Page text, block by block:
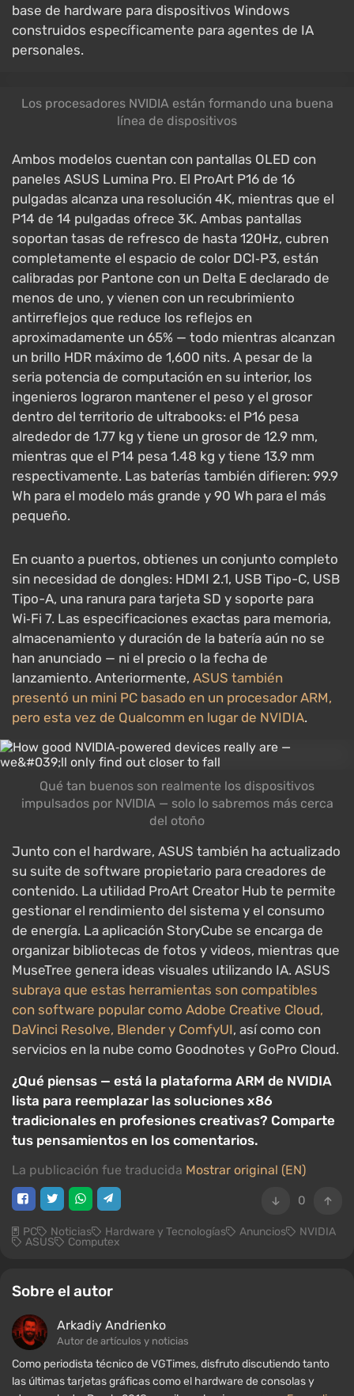
base de hardware para dispositivos Windows
construidos específicamente para agentes de IA
personales.
Los procesadores NVIDIA están formando una buena
línea de dispositivos
Ambos modelos cuentan con pantallas OLED con
paneles ASUS Lumina Pro. El ProArt P16 de 16
pulgadas alcanza una resolución 4K, mientras que el
P14 de 14 pulgadas ofrece 3K. Ambas pantallas
soportan tasas de refresco de hasta 120Hz, cubren
completamente el espacio de color DCI‑P3, están
calibradas por Pantone con un Delta E declarado de
menos de uno, y vienen con un recubrimiento
antirreflejos que reduce los reflejos en
aproximadamente un 65% — todo mientras alcanzan
un brillo HDR máximo de 1,600 nits. A pesar de la
seria potencia de computación en su interior, los
ingenieros lograron mantener el peso y el grosor
dentro del territorio de ultrabooks: el P16 pesa
alrededor de 1.77 kg y tiene un grosor de 12.9 mm,
mientras que el P14 pesa 1.48 kg y tiene 13.9 mm
respectivamente. Las baterías también difieren: 99.9
Wh para el modelo más grande y 90 Wh para el más
pequeño.
En cuanto a puertos, obtienes un conjunto completo
sin necesidad de dongles: HDMI 2.1, USB Tipo-C, USB
Tipo-A, una ranura para tarjeta SD y soporte para
Wi‑Fi 7. Las especificaciones exactas para memoria,
almacenamiento y duración de la batería aún no se
han anunciado — ni el precio o la fecha de
lanzamiento. Anteriormente, ASUS también
presentó un mini PC basado en un procesador ARM,
pero esta vez de Qualcomm en lugar de NVIDIA.
Qué tan buenos son realmente los dispositivos
impulsados por NVIDIA — solo lo sabremos más cerca
del otoño
Junto con el hardware, ASUS también ha actualizado
su suite de software propietario para creadores de
contenido. La utilidad ProArt Creator Hub te permite
gestionar el rendimiento del sistema y el consumo
de energía. La aplicación StoryCube se encarga de
organizar bibliotecas de fotos y videos, mientras que
MuseTree genera ideas visuales utilizando IA. ASUS
subraya que estas herramientas son compatibles
con software popular como Adobe Creative Cloud,
DaVinci Resolve, Blender y ComfyUI, así como con
servicios en la nube como Goodnotes y GoPro Cloud.
¿Qué piensas — está la plataforma ARM de NVIDIA
lista para reemplazar las soluciones x86
tradicionales en profesiones creativas? Comparte
tus pensamientos en los comentarios.
La publicación fue traducida Mostrar original (EN)
0
PC Noticias Hardware y Tecnologías Anuncios NVIDIA
ASUS Computex
Sobre el autor
Arkadiy Andrienko
Autor de artículos y noticias
Como periodista técnico de VGTimes, disfruto discutiendo tanto
las últimas tarjetas gráficas como el hardware de consolas y